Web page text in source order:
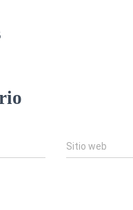
Sitio web